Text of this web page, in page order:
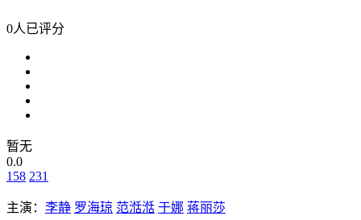
0人已评分
暂无
0.0
158 231
主演： 李静 罗海琼 范湉湉 于娜 蒋丽莎